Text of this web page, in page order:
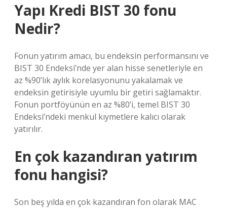
Yapı Kredi BIST 30 fonu
Nedir?
Fonun yatırım amacı, bu endeksin performansını ve
BIST 30 Endeksi’nde yer alan hisse senetleriyle en
az %90’lık aylık korelasyonunu yakalamak ve
endeksin getirisiyle uyumlu bir getiri sağlamaktır.
Fonun portföyünün en az %80’i, temel BIST 30
Endeksi’ndeki menkul kıymetlere kalıcı olarak
yatırılır.
En çok kazandıran yatırım
fonu hangisi?
Son beş yılda en çok kazandıran fon olarak MAC